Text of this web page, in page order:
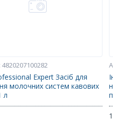
4820207100282
Expert Засіб для
молочних систем кавових
л